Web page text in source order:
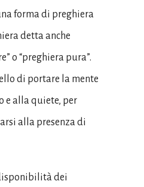
forma di preghiera
detta anche
o “preghiera pura”.
di portare la mente
e alla quiete, per
alla presenza di
dei